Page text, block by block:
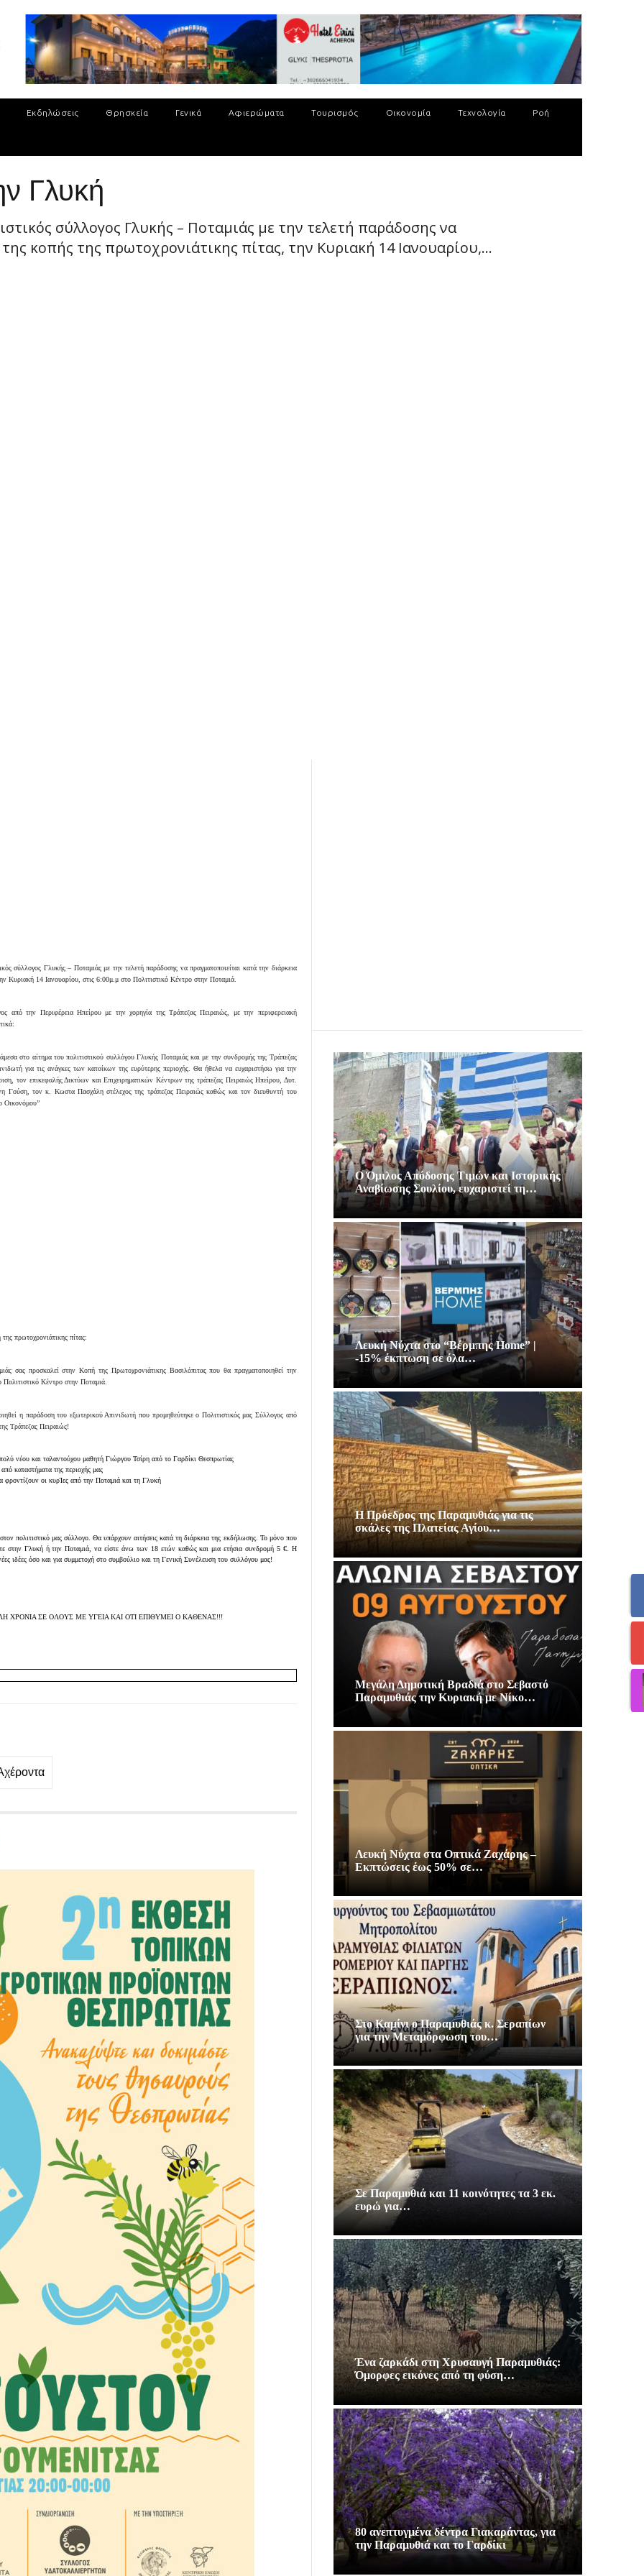
Εκδηλώσεις Θρησκεία Γενικά Αφιερώματα Τουρισμός Οικονομία Τεχνολογία Ροή
Γλυκή
σύλλογος Γλυκής – Ποταμιάς με την τελετή παράδοσης να
κοπής της πρωτοχρονιάτικης πίτας, την Κυριακή 14 Ιανουαρίου,...
σύλλογος Γλυκής – Ποταμιάς με την τελετή παράδοσης να πραγματοποιείται κατά την διάρκεια
Κυριακή 14 Ιανουαρίου, στις 6:00μ.μ στο Πολιτιστικό Κέντρο στην Ποταμιά.
από την Περιφέρεια Ηπείρου με την χορηγία της Τράπεζας Πειραιώς, με την περιφερειακή
στο αίτημα του πολιτιστικού συλλόγου Γλυκής Ποταμιάς και με την συνδρομής της Τράπεζας
για τις ανάγκες των κατοίκων της ευρύτερης περιοχής. Θα ήθελα να ευχαριστήσω για την
τον επικεφαλής Δικτύων και Επιχειρηματικών Κέντρων της τράπεζας Πειραιώς Ηπείρου, Δυτ.
Γούση, τον κ. Κωστα Πασχάλη στέλεχος της τράπεζας Πειραιώς καθώς και τον διευθυντή του
Οικονόμου”
πρωτοχρονιάτικης πίτας:
σας προσκαλεί στην Κοπή της Πρωτοχρονιάτικης Βασιλόπιτας που θα πραγματοποιηθεί την
Κέντρο στην Ποταμιά.
η παράδοση του εξωτερικού Απινιδωτή που προμηθεύτηκε ο Πολιτιστικός μας Σύλλογος από
Τράπεζας Πειραιώς!
νέου και ταλαντούχου μαθητή Γιώργου Τσίρη από το Γαρδίκι Θεσπρωτίας
καταστήματα της περιοχής μας
οι κυρΊες από την Ποταμιά και τη Γλυκή
πολιτιστικό μας σύλλογο.Θα υπάρχουν αιτήσεις κατά τη διάρκεια της εκδήλωσης. Το μόνο που
στην Γλυκή ή την Ποταμιά, να είστε άνω των 18 ετών καθώς και μια ετήσια συνδρομή 5 €. Η
ιδέες όσο και για συμμετοχή στο συμβούλιο και τη Γενική Συνέλευση του συλλόγου μας!
ΧΡΟΝΙΑ ΣΕ ΟΛΟΥΣ ΜΕ ΥΓΕΙΑ ΚΑΙ ΟΤΙ ΕΠΙΘΥΜΕΙ Ο ΚΑΘΕΝΑΣ!!!
Ο Όμιλος Απόδοσης Τιμών και Ιστορικής
Αναβίωσης Σουλίου, ευχαριστεί τη…
Λευκή Νύχτα στο “Βέρμπης Home” |
-15% έκπτωση σε όλα…
Η Πρόεδρος της Παραμυθιάς για τις
σκάλες της Πλατείας Αγίου…
Μεγάλη Δημοτική Βραδιά στο Σεβαστό
Παραμυθιάς την Κυριακή με Νίκο…
Λευκή Νύχτα στα Οπτικά Ζαχάρης –
Εκπτώσεις έως 50% σε…
Στο Καμίνι ο Παραμυθιάς κ. Σεραπίων
για την Μεταμόρφωση του…
Σε Παραμυθιά και 11 κοινότητες τα 3 εκ.
ευρώ για…
Ένα ζαρκάδι στη Χρυσαυγή Παραμυθιάς:
Όμορφες εικόνες από τη φύση…
80 ανεπτυγμένα δέντρα Γιακαράντας, για
την Παραμυθιά και το Γαρδίκι